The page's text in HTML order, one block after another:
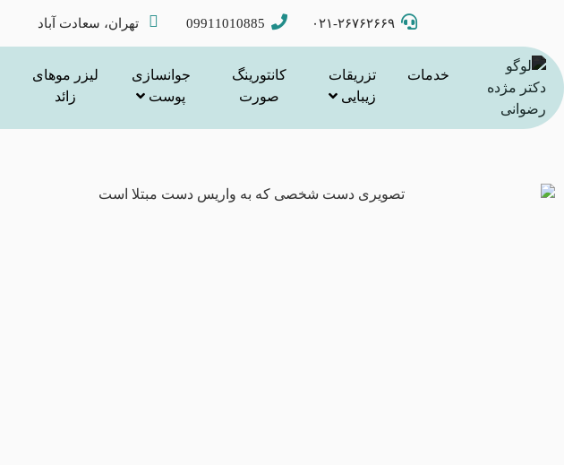
۰۲۱-۲۶۷۶۲۶۶۹ 09911010885 تهران، سعادت آباد
خدمات
تزریقات
زیبایی
کانتورینگ
صورت
جوانسازی
پوست
لیزر موهای
زائد